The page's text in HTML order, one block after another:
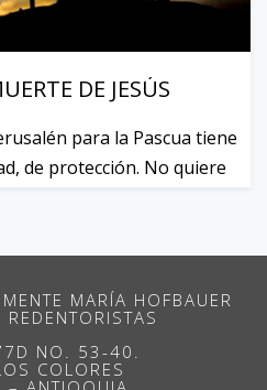
DE JESÚS
para la Pascua tiene
de protección. No quiere
MARÍA HOFBAUER
NO. 53-40.
COLORES